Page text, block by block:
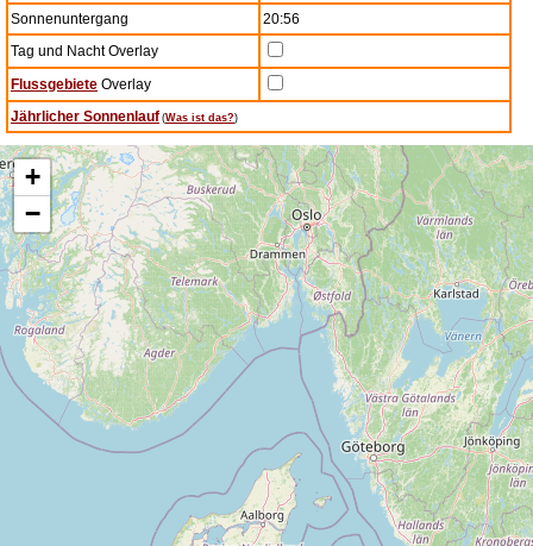
Sonnenuntergang
20:56
Tag und Nacht Overlay
Flussgebiete Overlay
Jährlicher Sonnenlauf (Was ist das?)
+
−